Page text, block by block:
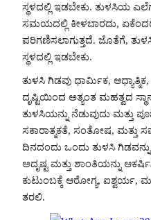
ಸ್ಥಳದಲ್ಲಿ ಇಡಬೇಕು. ತುಳಸಿಯ
ಸಮಯದಲ್ಲಿ ಕೀಳಬಾರದು,
ಪರಿಗಣಿಸಲಾಗುತ್ತದೆ. ಜೊತೆಗೆ,
ಸ್ಥಳದಲ್ಲಿ ಇಡಬೇಕು.
ತುಳಸಿ ಗಿಡವು ಧಾರ್ಮಿಕ,
ದೃಷ್ಟಿಯಿಂದ ಅತ್ಯಂತ ಮಹತ್ವದ
ತುಳಸಿಯನ್ನು ನೆಡುವುದು ಮತ್ತು
ಸಕಾರಾತ್ಮಕತೆ, ಸಂತೋಷ, ಮತ್ತು
ದಿನದಂದು ಒಂದು ತುಳಸಿ
ಅದೃಷ್ಟ ಮತ್ತು ಶಾಂತಿಯನ್ನು
ಕುಟುಂಬಕ್ಕೆ ಆರೋಗ್ಯ, ಐಶ್ವರ್ಯ,
ತರಲಿ.